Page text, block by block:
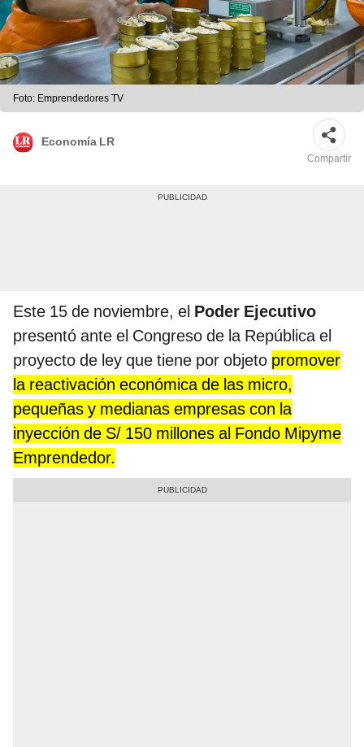
Foto: Emprendedores TV
Economía LR
Compartir
Este 15 de noviembre, el Poder Ejecutivo
presentó ante el Congreso de la República el
proyecto de ley que tiene por objeto promover
la reactivación económica de las micro,
pequeñas y medianas empresas con la
inyección de S/ 150 millones al Fondo Mipyme
Emprendedor.